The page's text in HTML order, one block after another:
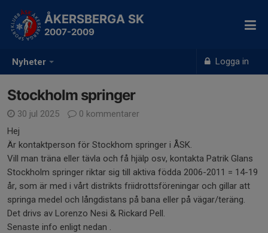
Nyheter Logga in
ÅKERSBERGA SK
2007-2009
Stockholm springer
30 jul 2025
0 kommentarer
Hej
Är kontaktperson för Stockhom springer i ÅSK.
Vill man träna eller tävla och få hjälp osv, kontakta Patrik Glans
Stockholm springer riktar sig till aktiva födda 2006-2011 = 14-19
år, som är med i vårt distrikts friidrottsföreningar och gillar att
springa medel och långdistans på bana eller på vägar/teräng.
Det drivs av Lorenzo Nesi & Rickard Pell.
Senaste info enligt nedan .